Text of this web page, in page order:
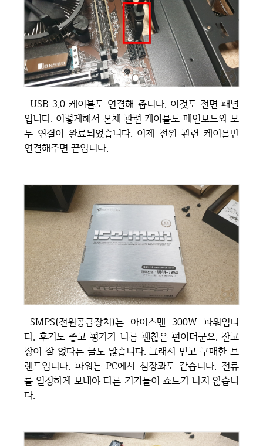
USB 3.0 케이블도 연결해 줍니다. 이것도 전면 패널
입니다. 이렇게해서 본체 관련 케이블도 메인보드와 모
두 연결이 완료되었습니다. 이제 전원 관련 케이블만
연결해주면 끝입니다.
SMPS(전원공급장치)는 아이스맨 300W 파워입니
다. 후기도 좋고 평가가 나름 괜찮은 편이더군요. 잔고
장이 잘 없다는 글도 많습니다. 그래서 믿고 구매한 브
랜드입니다. 파워는 PC에서 심장과도 같습니다. 전류
를 일정하게 보내야 다른 기기들이 쇼트가 나지 않습니
다.